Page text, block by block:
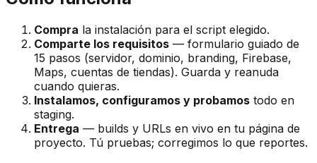
Compra la instalación para el script elegido.
Comparte los requisitos — formulario guiado de
15 pasos (servidor, dominio, branding, Firebase,
Maps, cuentas de tiendas). Guarda y reanuda
cuando quieras.
Instalamos, configuramos y probamos todo en
staging.
Entrega — builds y URLs en vivo en tu página de
proyecto. Tú pruebas; corregimos lo que reportes.